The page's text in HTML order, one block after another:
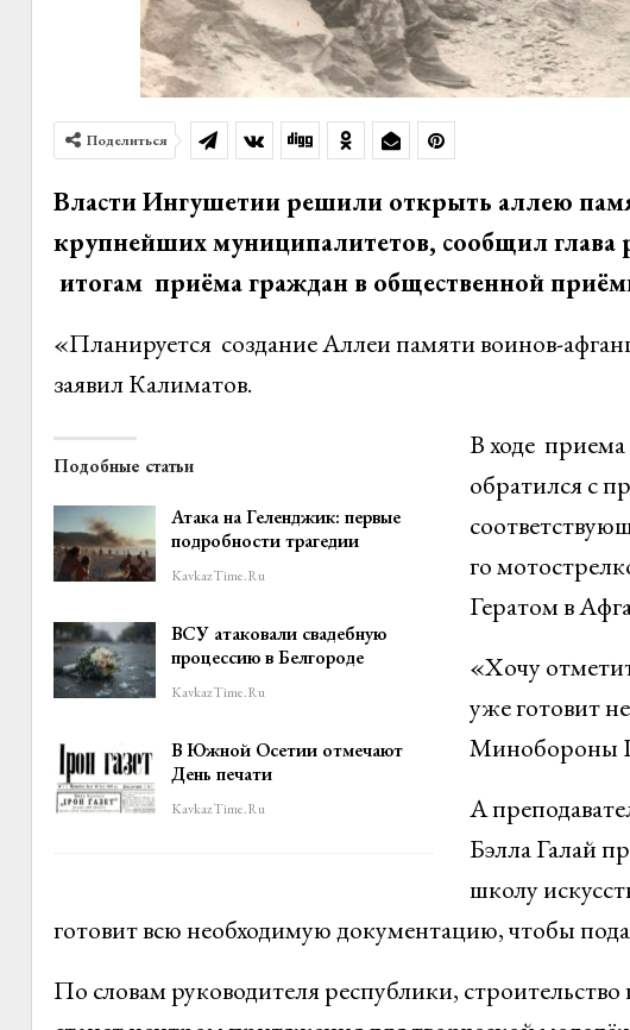
Поделиться
Власти Ингушетии решили открыть аллею
крупнейших муниципалитетов, сообщил
итогам приёма граждан в общественной
«Планируется создание Аллеи памяти воинов-
заявил Калиматов.
Подобные статьи
Атака на Геленджик: первые
подробности трагедии
KavkazTime.ru
ВСУ атаковали свадебную
процессию в Белгороде
KavkazTime.ru
В Южной Осетии отмечают
День печати
KavkazTime.ru
В ходе
обратился с
го
Гератом в
«Хочу
уже готовит
Минобороны
А
Бэлла Галай
школу
готовит всю необходимую документацию, чтобы
По словам руководителя республики,